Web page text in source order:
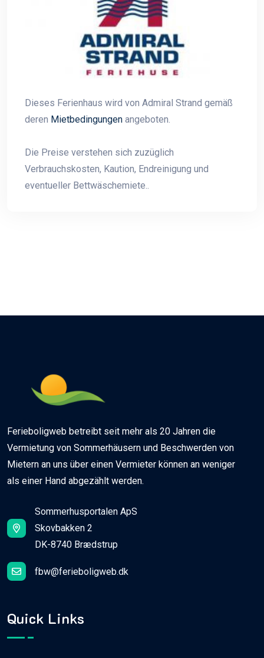
Dieses Ferienhaus wird von Admiral Strand gemäß
deren Mietbedingungen angeboten.
Die Preise verstehen sich zuzüglich
Verbrauchskosten, Kaution, Endreinigung und
eventueller Bettwäschemiete..
Ferieboligweb betreibt seit mehr als 20 Jahren die
Vermietung von Sommerhäusern und Beschwerden von
Mietern an uns über einen Vermieter können an weniger
als einer Hand abgezählt werden.
Sommerhusportalen ApS
Skovbakken 2
DK-8740 Brædstrup
fbw@ferieboligweb.dk
Quick Links